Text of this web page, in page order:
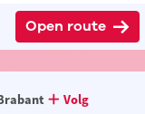
Open route
Volg